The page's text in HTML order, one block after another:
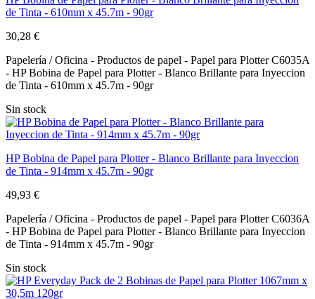
de Tinta - 610mm x 45.7m - 90gr
30,28 €
Papelería / Oficina - Productos de papel - Papel para Plotter C6035A
- HP Bobina de Papel para Plotter - Blanco Brillante para Inyeccion
de Tinta - 610mm x 45.7m - 90gr
Sin stock
HP Bobina de Papel para Plotter - Blanco Brillante para Inyeccion
de Tinta - 914mm x 45.7m - 90gr
49,93 €
Papelería / Oficina - Productos de papel - Papel para Plotter C6036A
- HP Bobina de Papel para Plotter - Blanco Brillante para Inyeccion
de Tinta - 914mm x 45.7m - 90gr
Sin stock